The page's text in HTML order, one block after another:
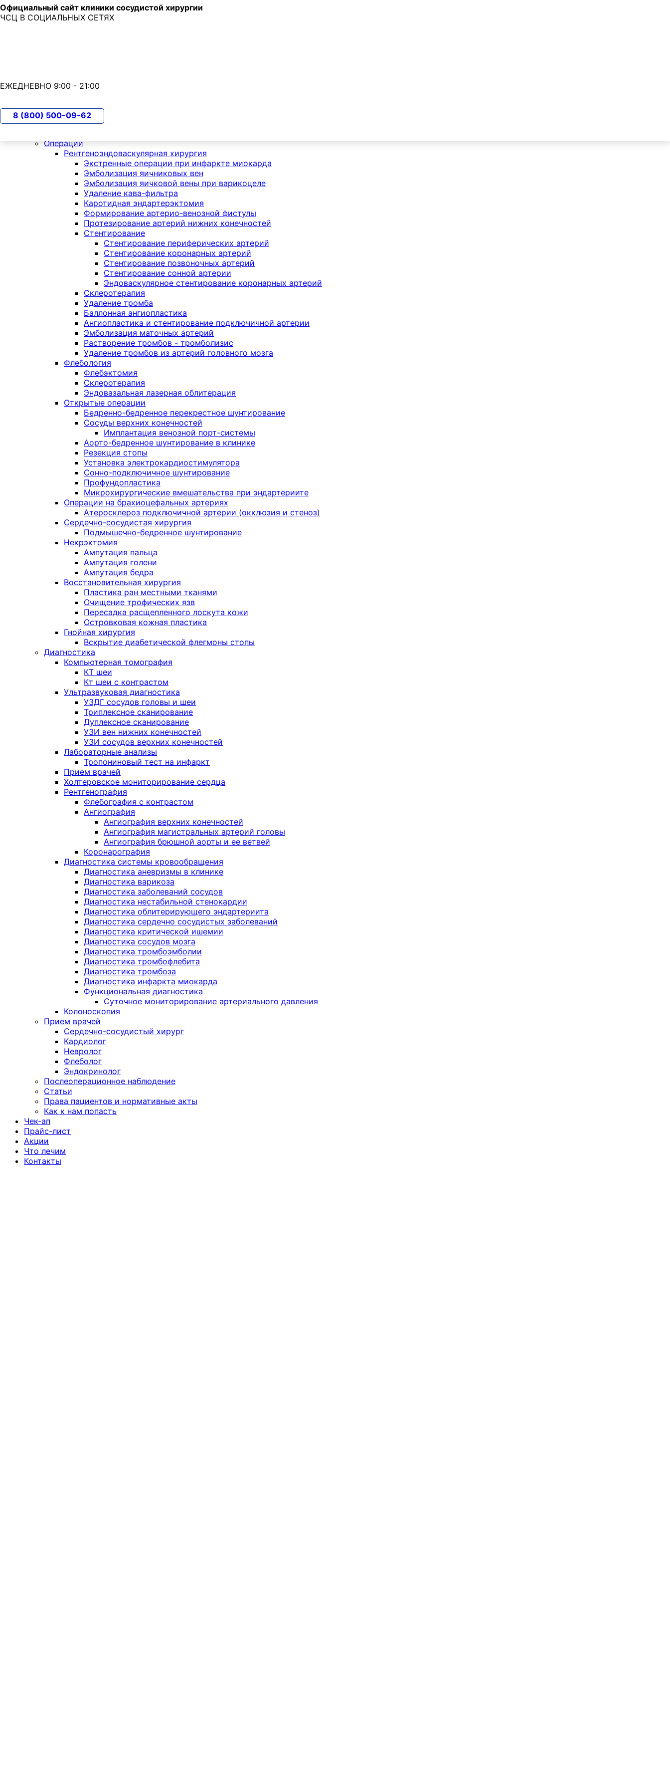
Skip to main content
ОМС
КТ по ОМС
Операции
Рентгеноэндоваскулярная хирургия
Экстренные операции при инфаркте миокарда
Эмболизация яичниковых вен
Эмболизация яичковой вены при варикоцеле
Удаление кава-фильтра
Каротидная эндартерэктомия
Формирование артерио-венозной фистулы
Протезирование артерий нижних конечностей
Стентирование
Стентирование периферических артерий
Стентирование коронарных артерий
Стентирование позвоночных артерий
Стентирование сонной артерии
Эндоваскулярное стентирование коронарных артерий
Склеротерапия
Удаление тромба
Баллонная ангиопластика
Ангиопластика и стентирование подключичной артерии
Эмболизация маточных артерий
Растворение тромбов - тромболизис
Удаление тромбов из артерий головного мозга
Флебология
Флебэктомия
Склеротерапия
Эндовазальная лазерная облитерация
Открытые операции
Бедренно-бедренное перекрестное шунтирование
Сосуды верхних конечностей
Имплантация венозной порт-системы
Аорто-бедренное шунтирование в клинике
Резекция стопы
Установка электрокардиостимулятора
Сонно-подключичное шунтирование
Профундопластика
Микрохирургические вмешательства при эндартериите
Операции на брахиоцефальных артериях
Атеросклероз подключичной артерии (окклюзия и стеноз)
Сердечно-сосудистая хирургия
Подмышечно-бедренное шунтирование
Некрэктомия
Ампутация пальца
Ампутация голени
Ампутация бедра
Восстановительная хирургия
Пластика ран местными тканями
Очищение трофических язв
Пересадка расщепленного лоскута кожи
Островковая кожная пластика
Гнойная хирургия
Вскрытие диабетической флегмоны стопы
Диагностика
Компьютерная томография
КТ шеи
Кт шеи с контрастом
Ультразвуковая диагностика
УЗДГ сосудов головы и шеи
Триплексное сканирование
Дуплексное сканирование
УЗИ вен нижних конечностей
УЗИ сосудов верхних конечностей
Лабораторные анализы
Тропониновый тест на инфаркт
Прием врачей
Холтеровское мониторирование сердца
Рентгенография
Флебография с контрастом
Ангиография
Ангиография верхних конечностей
Ангиография магистральных артерий головы
Ангиография брюшной аорты и ее ветвей
Коронарография
Диагностика системы кровообращения
Диагностика аневризмы в клинике
Диагностика варикоза
Диагностика заболеваний сосудов
Диагностика нестабильной стенокардии
Диагностика облитерирующего эндартериита
Диагностика сердечно сосудистых заболеваний
Диагностика критической ишемии
Диагностика сосудов мозга
Диагностика тромбоэмболии
Диагностика тромбофлебита
Диагностика тромбоза
Диагностика инфаркта миокарда
Функциональная диагностика
Суточное мониторирование артериального давления
Колоноскопия
Прием врачей
Сердечно-сосудистый хирург
Кардиолог
Невролог
Флеболог
Эндокринолог
Послеоперационное наблюдение
Статьи
Права пациентов и нормативные акты
Как к нам попасть
Чек-ап
Прайс-лист
Акции
Что лечим
Контакты
Официальный сайт клиники сосудистой хирургии
ЧСЦ В СОЦИАЛЬНЫХ СЕТЯХ
ЕЖЕДНЕВНО 9:00 - 21:00
8 (800) 500-09-62